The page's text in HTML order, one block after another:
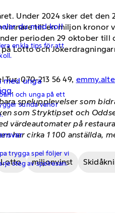
du med koll
enkla tips för att
med unga
och unga på ett
sunda vanor
trygga spel följer vi
steg av spelresan.
Under 2024 sker det den
vinnare till en miljon kronor
perioden 29 oktober till
Lotto och
070-213 56 49,
.
spelupplevelser som
som Stryktipset och
värdeautomater på
har cirka 1 100 anställda,
Lotto miljonvinst